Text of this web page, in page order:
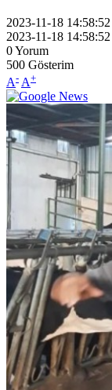
2023-11-18 14:58:52
2023-11-18 14:58:52
0Yorum
500 Gösterim
A- A+